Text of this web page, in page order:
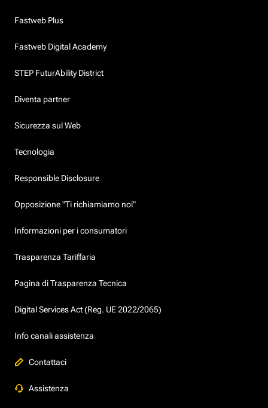
Fastweb Plus
Fastweb Digital Academy
STEP FuturAbility District
Diventa partner
Sicurezza sul Web
Tecnologia
Responsible Disclosure
Opposizione "Ti richiamiamo noi"
Informazioni per i consumatori
Trasparenza Tariffaria
Pagina di Trasparenza Tecnica
Digital Services Act (Reg. UE 2022/2065)
Info canali assistenza
Contattaci
Assistenza